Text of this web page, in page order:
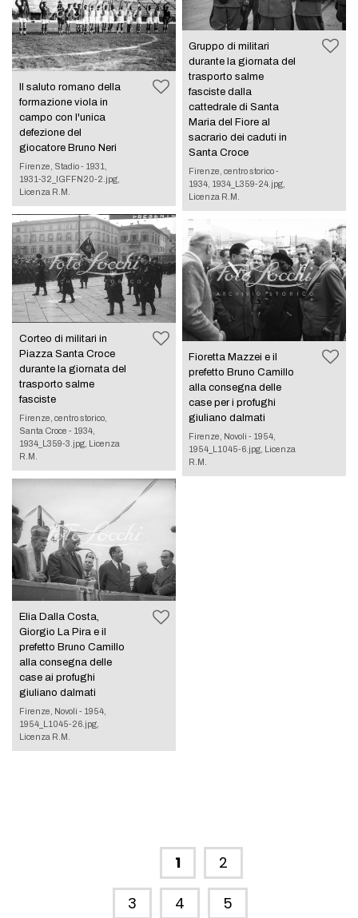
Il saluto romano della
formazione viola in
campo con l'unica
defezione del
giocatore Bruno Neri
Firenze, Stadio - 1931,
1931-32_IGFFN20-2.jpg,
Licenza R.M.
Corteo di militari in
Piazza Santa Croce
durante la giornata del
trasporto salme
fasciste
Firenze, centro storico,
Santa Croce - 1934,
1934_L359-3.jpg, Licenza
R.M.
Elia Dalla Costa,
Giorgio La Pira e il
prefetto Bruno Camillo
alla consegna delle
case ai profughi
giuliano dalmati
Firenze, Novoli - 1954,
1954_L1045-26.jpg,
Licenza R.M.
Gruppo di militari
durante la giornata del
trasporto salme
fasciste dalla
cattedrale di Santa
Maria del Fiore al
sacrario dei caduti in
Santa Croce
Firenze, centro storico -
1934, 1934_L359-24.jpg,
Licenza R.M.
Fioretta Mazzei e il
prefetto Bruno Camillo
alla consegna delle
case per i profughi
giuliano dalmati
Firenze, Novoli - 1954,
1954_L1045-6.jpg, Licenza
R.M.
1 2
3 4 5